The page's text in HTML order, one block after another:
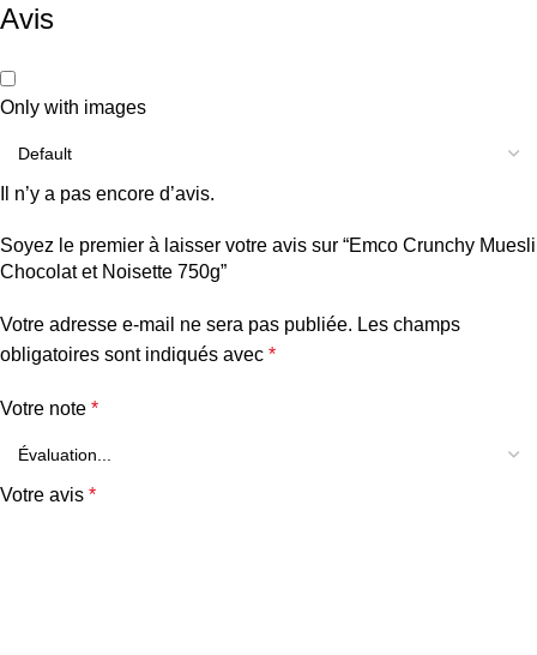
Avis
Only with images
Il n’y a pas encore d’avis.
Soyez le premier à laisser votre avis sur “Emco Crunchy Muesli
Chocolat et Noisette 750g”
Votre adresse e-mail ne sera pas publiée. Les champs
obligatoires sont indiqués avec *
Votre note *
Votre avis *